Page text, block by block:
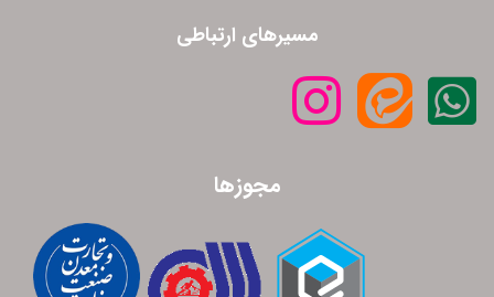
مسیرهای ارتباطی
مجوزها